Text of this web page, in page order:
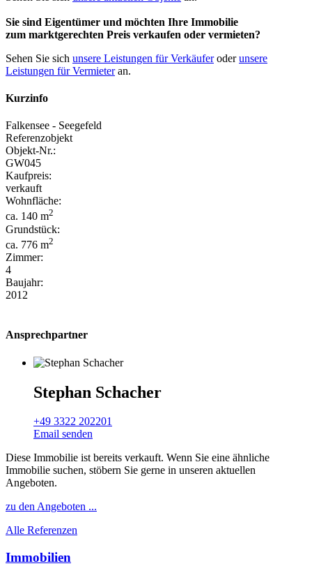
Sie sind Eigentümer und möchten Ihre Immobilie
zum marktgerechten Preis verkaufen oder vermieten?
Sehen Sie sich unsere Leistungen für Verkäuferoderunsere
Leistungen für Vermieteran.
Kurzinfo
Falkensee - Seegefeld
Referenzobjekt
Objekt-Nr.:
GW045
Kaufpreis:
verkauft
Wohnfläche:
ca. 140 m2
Grundstück:
ca. 776 m2
Zimmer:
4
Baujahr:
2012
Ansprechpartner
Stephan Schacher
+49 3322 202201
Email senden
Diese Immobilie ist bereits verkauft. Wenn Sie eine ähnliche
Immobilie suchen, stöbern Sie gerne in unseren aktuellen
Angeboten.
zu den Angeboten ...
Alle Referenzen
Immobilien